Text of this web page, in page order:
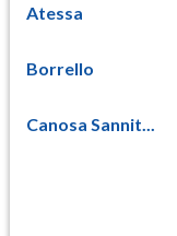
Atessa
Borrello
Canosa Sannit...